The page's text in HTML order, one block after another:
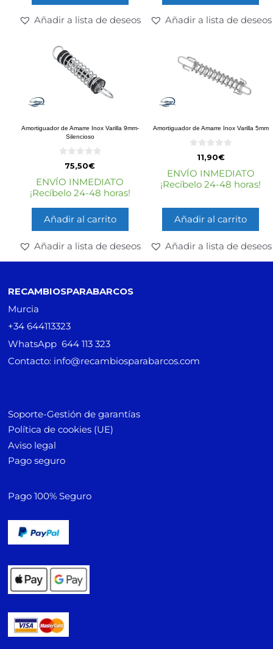
Añadir a lista de deseos Añadir a lista de deseos
Amortiguador de Amarre Inox Varilla 9mm-
Silencioso
e
5
75,50€
ENVÍO INMEDIATO
¡Recíbelo 24-48 horas!
Añadir al carrito
Añadir a lista de deseos
Amortiguador de Amarre Inox Varilla 5mm
e
5
11,90€
ENVÍO INMEDIATO
¡Recíbelo 24-48 horas!
Añadir al carrito
Añadir a lista de deseos
RECAMBIOSPARABARCOS
Murcia
+34 644113323
WhatsApp 644 113 323
Contacto: info@recambiosparabarcos.com
Soporte-Gestión de garantías
Política de cookies (UE)
Aviso legal
Pago seguro
Pago 100% Seguro